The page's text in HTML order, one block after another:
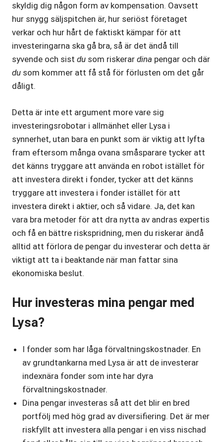
skyldig dig någon form av kompensation. Oavsett
hur snygg säljspitchen är, hur seriöst företaget
verkar och hur hårt de faktiskt kämpar för att
investeringarna ska gå bra, så är det ändå till
syvende och sist du som riskerar dina pengar och där
du som kommer att få stå för förlusten om det går
dåligt.
Detta är inte ett argument more vare sig
investeringsrobotar i allmänhet eller Lysa i
synnerhet, utan bara en punkt som är viktig att lyfta
fram eftersom många ovana småsparare tycker att
det känns tryggare att använda en robot istället för
att investera direkt i fonder, tycker att det känns
tryggare att investera i fonder istället för att
investera direkt i aktier, och så vidare. Ja, det kan
vara bra metoder för att dra nytta av andras expertis
och få en bättre riskspridning, men du riskerar ändå
alltid att förlora de pengar du investerar och detta är
viktigt att ta i beaktande när man fattar sina
ekonomiska beslut.
Hur investeras mina pengar med
Lysa?
I fonder som har låga förvaltningskostnader. En
av grundtankarna med Lysa är att de investerar
indexnära fonder som inte har dyra
förvaltningskostnader.
Dina pengar investeras så att det blir en bred
portfölj med hög grad av diversifiering. Det är mer
riskfyllt att investera alla pengar i en viss nischad